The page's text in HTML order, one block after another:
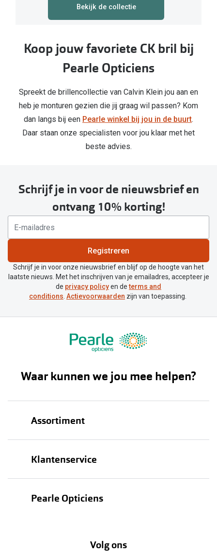
Bekijk de collectie
Koop jouw favoriete CK bril bij
Pearle Opticiens
Spreekt de brillencollectie van Calvin Klein jou aan en
heb je monturen gezien die jij graag wil passen? Kom
dan langs bij een Pearle winkel bij jou in de buurt.
Daar staan onze specialisten voor jou klaar met het
beste advies.
Schrijf je in voor de nieuwsbrief en
ontvang 10% korting!
Registreren
Schrijf je in voor onze nieuwsbrief en blijf op de hoogte van het
laatste nieuws. Met het inschrijven van je emailadres, accepteer je
de privacy policyen determs and
conditions. Actievoorwaarden zijn van toepassing.
Waar kunnen we jou mee helpen?
Assortiment
Klantenservice
Verzending
Hier de overeenkomst ontbinden
Pearle Opticiens
Volg ons